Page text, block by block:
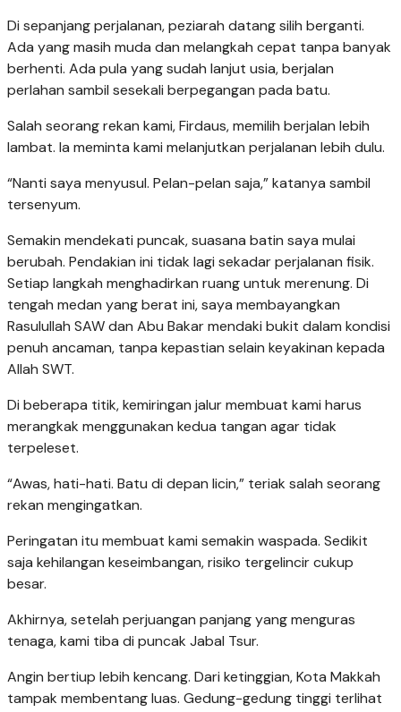
Di sepanjang perjalanan, peziarah datang silih berganti.
Ada yang masih muda dan melangkah cepat tanpa banyak
berhenti. Ada pula yang sudah lanjut usia, berjalan
perlahan sambil sesekali berpegangan pada batu.
Salah seorang rekan kami, Firdaus, memilih berjalan lebih
lambat. Ia meminta kami melanjutkan perjalanan lebih dulu.
“Nanti saya menyusul. Pelan-pelan saja,” katanya sambil
tersenyum.
Semakin mendekati puncak, suasana batin saya mulai
berubah. Pendakian ini tidak lagi sekadar perjalanan fisik.
Setiap langkah menghadirkan ruang untuk merenung. Di
tengah medan yang berat ini, saya membayangkan
Rasulullah SAW dan Abu Bakar mendaki bukit dalam kondisi
penuh ancaman, tanpa kepastian selain keyakinan kepada
Allah SWT.
Di beberapa titik, kemiringan jalur membuat kami harus
merangkak menggunakan kedua tangan agar tidak
terpeleset.
“Awas, hati-hati. Batu di depan licin,” teriak salah seorang
rekan mengingatkan.
Peringatan itu membuat kami semakin waspada. Sedikit
saja kehilangan keseimbangan, risiko tergelincir cukup
besar.
Akhirnya, setelah perjuangan panjang yang menguras
tenaga, kami tiba di puncak Jabal Tsur.
Angin bertiup lebih kencang. Dari ketinggian, Kota Makkah
tampak membentang luas. Gedung-gedung tinggi terlihat